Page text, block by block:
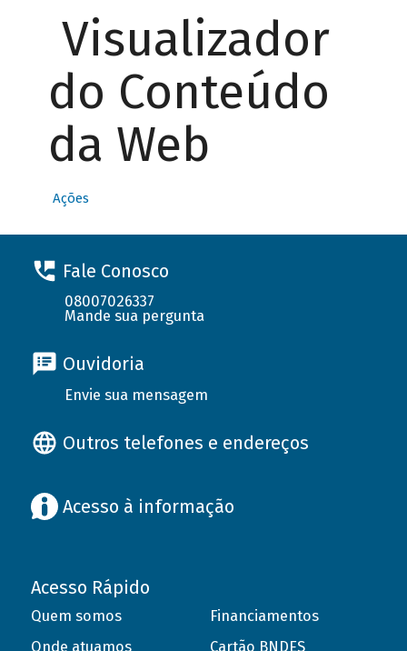
Visualizador
do Conteúdo
da Web
Ações
Fale Conosco
08007026337
Mande sua pergunta
Ouvidoria
Envie sua mensagem
Outros telefones e endereços
Acesso à informação
Acesso Rápido
Quem somos
Onde atuamos
Financiamentos
Cartão BNDES